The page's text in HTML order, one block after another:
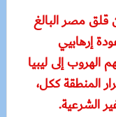
قلق مصر البالغ
إرهابيي
إلى ليبيا
المنطقة ككل،
الشرعية.